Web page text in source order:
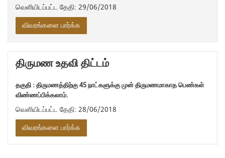
வெளியிடப்பட்ட தேதி: 29/06/2018
விவரங்களை பார்க்க
திருமண உதவி திட்டம்
தகுதி : திருமணத்திற்கு 45 நாட்களுக்கு முன் திருமணமாகாத பெண்கள்
விண்ணப்பிக்கலாம்.
வெளியிடப்பட்ட தேதி: 28/06/2018
விவரங்களை பார்க்க